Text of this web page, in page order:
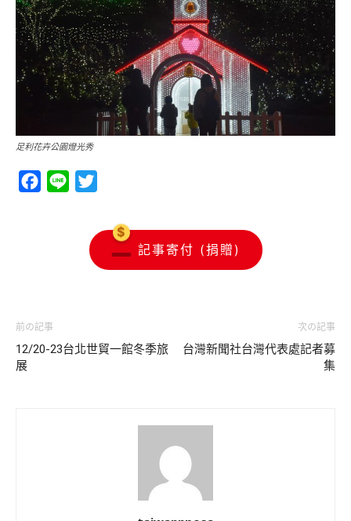
足利花卉公園燈光秀
Facebook
Line
記事寄付 (捐贈)
前の記事
12/20-23台北世貿一館冬季旅
展
次の記事
台灣新聞社台灣代表處記者募
集